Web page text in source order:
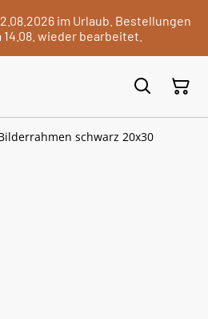
im Urlaub. Bestellungen
wieder bearbeitet.
schwarz 20x30